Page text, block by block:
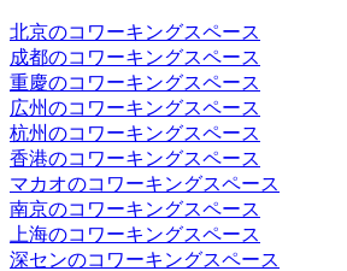
北京のコワーキングスペース
成都のコワーキングスペース
重慶のコワーキングスペース
広州のコワーキングスペース
杭州のコワーキングスペース
香港のコワーキングスペース
マカオのコワーキングスペース
南京のコワーキングスペース
上海のコワーキングスペース
深センのコワーキングスペース